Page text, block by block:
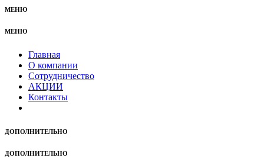
МЕНЮ
МЕНЮ
Главная
О компании
Сотрудничество
АКЦИИ
Контакты
ДОПОЛНИТЕЛЬНО
ДОПОЛНИТЕЛЬНО